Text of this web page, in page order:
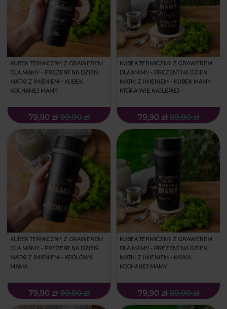
KUBEK TERMICZNY Z GRAWEREM
DLA MAMY - PREZENT NA DZIEŃ
MATKI Z IMIENIEM - KUBEK
KOCHANEJ MAMY
79,90 zł 99,90 zł
KUBEK TERMICZNY Z GRAWEREM
DLA MAMY - PREZENT NA DZIEŃ
MATKI Z IMIENIEM - KUBEK MAMY
KTÓRA WIE NAJLEPIEJ
79,90 zł 99,90 zł
KUBEK TERMICZNY Z GRAWEREM
DLA MAMY - PREZENT NA DZIEŃ
MATKI Z IMIENIEM - KRÓLOWA
MAMA
79,90 zł 99,90 zł
KUBEK TERMICZNY Z GRAWEREM
DLA MAMY - PREZENT NA DZIEŃ
MATKI Z IMIENIEM - KAWA
KOCHANEJ MAMY
79,90 zł 99,90 zł